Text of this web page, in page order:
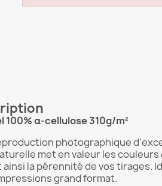
α-cellulose 310g/m²
photographique
met en valeur les
la pérennité de vos tirages.
grand format.